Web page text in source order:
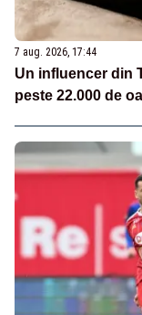
7 aug. 2026, 17:44
Un influencer din
peste 22.000 de